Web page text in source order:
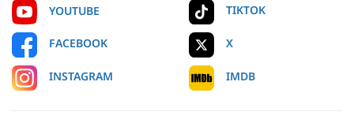
YOUTUBE
FACEBOOK
INSTAGRAM
TIKTOK
X
IMDB